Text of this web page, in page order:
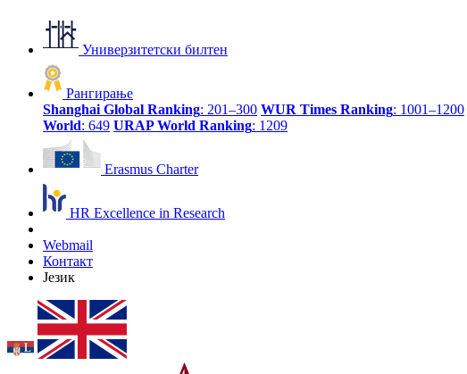
Универзитетски билтен
Рангирање
Shanghai Global Ranking: 201–300 WUR Times Ranking: 1001–1200
World: 649 URAP World Ranking: 1209
Erasmus Charter
HR Excellence in Research
Webmail
Контакт
Језик